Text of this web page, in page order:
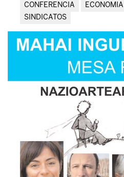
CONFERENCIA ECONOMIA
SINDICATOS